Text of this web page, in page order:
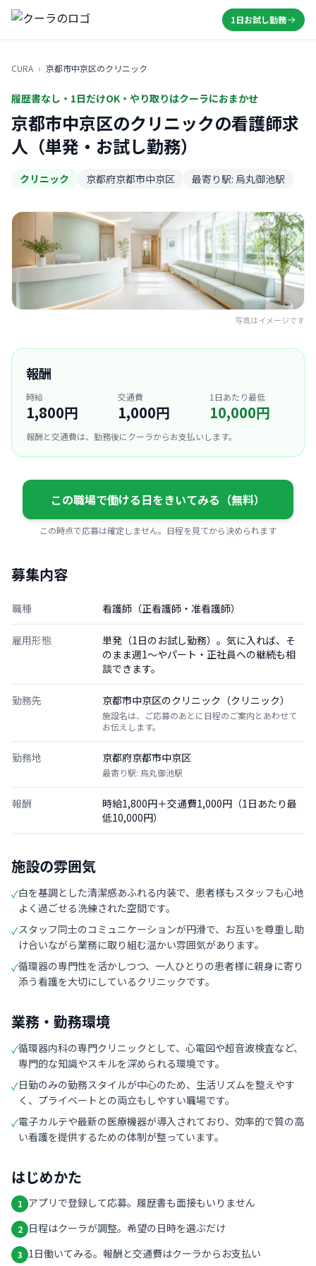
1日お試し勤務
CURA › 京都市中京区のクリニック
履歴書なし・1日だけOK・やり取りはクーラにおまかせ
京都市中京区のクリニックの看護師求
人（単発・お試し勤務）
クリニック 京都府京都市中京区 最寄り駅: 烏丸御池駅
写真はイメージです
報酬
時給
1,800円
交通費
1,000円
1日あたり最低
10,000円
報酬と交通費は、勤務後にクーラからお支払いします。
この職場で働ける日をきいてみる（無料）
この時点で応募は確定しません。日程を見てから決められます
募集内容
職種 看護師（正看護師・准看護師）
雇用形態
単発（1日のお試し勤務）。気に入れば、そ
のまま週1〜やパート・正社員への継続も相
談できます。
勤務先 京都市中京区のクリニック（クリニック）
施設名は、ご応募のあとに日程のご案内とあわせて
お伝えします。
勤務地 京都府京都市中京区
最寄り駅: 烏丸御池駅
報酬
時給1,800円＋交通費1,000円（1日あたり最
低10,000円）
施設の雰囲気
✓白を基調とした清潔感あふれる内装で、患者様もスタッフも心地
よく過ごせる洗練された空間です。
✓スタッフ同士のコミュニケーションが円滑で、お互いを尊重し助
け合いながら業務に取り組む温かい雰囲気があります。
✓循環器の専門性を活かしつつ、一人ひとりの患者様に親身に寄り
添う看護を大切にしているクリニックです。
業務・勤務環境
✓循環器内科の専門クリニックとして、心電図や超音波検査など、
専門的な知識やスキルを深められる環境です。
✓日勤のみの勤務スタイルが中心のため、生活リズムを整えやす
く、プライベートとの両立もしやすい職場です。
✓電子カルテや最新の医療機器が導入されており、効率的で質の高
い看護を提供するための体制が整っています。
はじめかた
1 アプリで登録して応募。履歴書も面接もいりません
2 日程はクーラが調整。希望の日時を選ぶだけ
3 1日働いてみる。報酬と交通費はクーラからお支払い